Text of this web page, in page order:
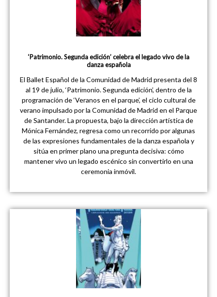
‘Patrimonio. Segunda edición’ celebra el legado vivo de la
danza española
El Ballet Español de la Comunidad de Madrid presenta del 8
al 19 de julio, ‘Patrimonio. Segunda edición’, dentro de la
programación de ‘Veranos en el parque’, el ciclo cultural de
verano impulsado por la Comunidad de Madrid en el Parque
de Santander. La propuesta, bajo la dirección artística de
Mónica Fernández, regresa como un recorrido por algunas
de las expresiones fundamentales de la danza española y
sitúa en primer plano una pregunta decisiva: cómo
mantener vivo un legado escénico sin convertirlo en una
ceremonia inmóvil.